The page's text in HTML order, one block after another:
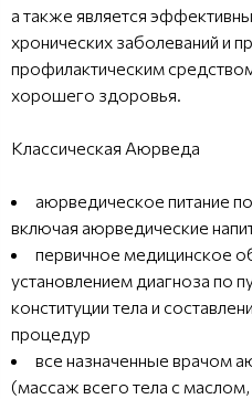
а также является
хронических заболеваний и
профилактическим
хорошего здоровья.
Классическая Аюрведа
аюрведическое питание
включая аюрведические
первичное медицинское
установлением диагноза по
конституции тела и
процедур
все назначенные врачом
(массаж всего тела с